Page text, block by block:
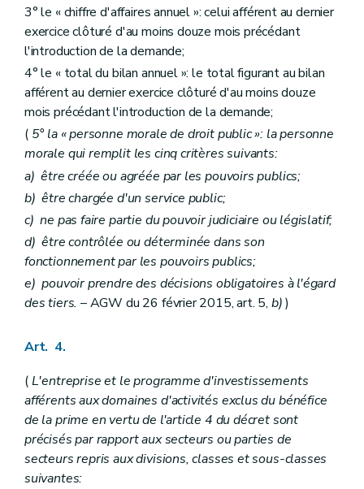
3° le « chiffre d'affaires annuel »: celui afférent au dernier
exercice clôturé d'au moins douze mois précédant
l'introduction de la demande;
4° le « total du bilan annuel »: le total figurant au bilan
afférent au dernier exercice clôturé d'au moins douze
mois précédant l'introduction de la demande;
( 5° la « personne morale de droit public »: la personne
morale qui remplit les cinq critères suivants:
a) être créée ou agréée par les pouvoirs publics;
b) être chargée d'un service public;
c) ne pas faire partie du pouvoir judiciaire ou législatif;
d) être contrôlée ou déterminée dans son
fonctionnement par les pouvoirs publics;
e) pouvoir prendre des décisions obligatoires à l'égard
des tiers. – AGW du 26 février 2015, art. 5, b))
Art. 4.
(L'entreprise et le programme d'investissements
afférents aux domaines d'activités exclus du bénéfice
de la prime en vertu de l'article 4 du décret sont
précisés par rapport aux secteurs ou parties de
secteurs repris aux divisions, classes et sous-classes
suivantes: